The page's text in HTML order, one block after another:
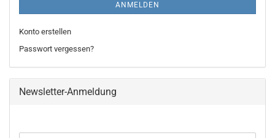
ANMELDEN
Konto erstellen
Passwort vergessen?
Newsletter-Anmeldung